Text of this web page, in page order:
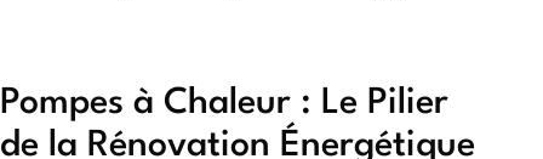
Pompes à Chaleur : Le Pilier
de la Rénovation Énergétique